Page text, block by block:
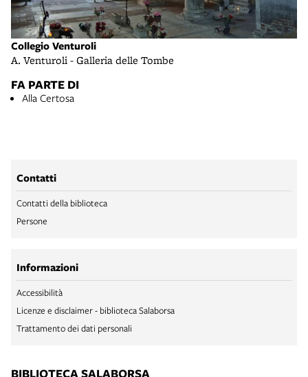
Collegio Venturoli
A. Venturoli - Galleria delle Tombe
FA PARTE DI
Alla Certosa
Contatti
Contatti della biblioteca
Persone
Informazioni
Accessibilità
Licenze e disclaimer - biblioteca Salaborsa
Trattamento dei dati personali
BIBLIOTECA SALABORSA